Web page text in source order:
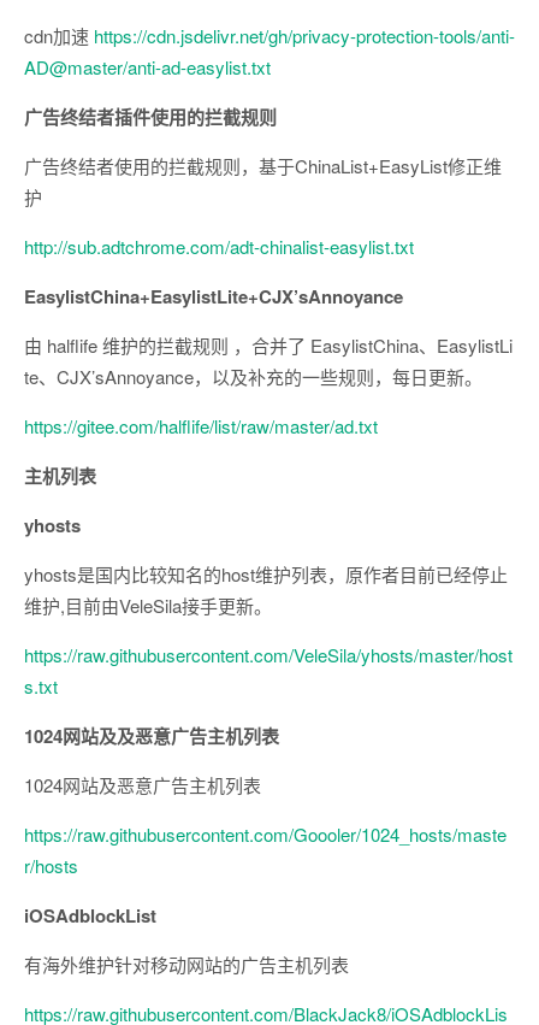
cdn加速 https://cdn.jsdelivr.net/gh/privacy-protection-tools/anti-
AD@master/anti-ad-easylist.txt
广告终结者插件使用的拦截规则
广告终结者使用的拦截规则，基于ChinaList+EasyList修正维
护
http://sub.adtchrome.com/adt-chinalist-easylist.txt
EasylistChina+EasylistLite+CJX’sAnnoyance
由 halflife 维护的拦截规则 ，合并了 EasylistChina、EasylistLi
te、CJX’sAnnoyance，以及补充的一些规则，每日更新。
https://gitee.com/halflife/list/raw/master/ad.txt
主机列表
yhosts
yhosts是国内比较知名的host维护列表，原作者目前已经停止
维护,目前由VeleSila接手更新。
https://raw.githubusercontent.com/VeleSila/yhosts/master/host
s.txt
1024网站及及恶意广告主机列表
1024网站及恶意广告主机列表
https://raw.githubusercontent.com/Goooler/1024_hosts/maste
r/hosts
iOSAdblockList
有海外维护针对移动网站的广告主机列表
https://raw.githubusercontent.com/BlackJack8/iOSAdblockLis